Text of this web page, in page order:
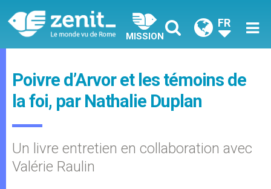
MISSION
FR
Poivre d’Arvor et les témoins de
la foi, par Nathalie Duplan
Un livre entretien en collaboration avec
Valérie Raulin